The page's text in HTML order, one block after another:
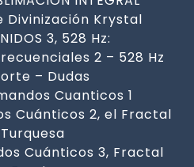
Divinización Krystal
3, 528 Hz:
2 – 528 Hz
– Dudas
Cuanticos 1
Cuánticos 2, el Fractal
Turquesa
Cuánticos 3, Fractal